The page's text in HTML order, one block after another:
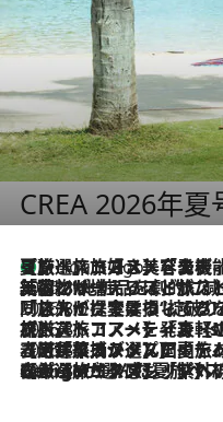
CREA 2026年
7 Hours Ago
【厳選旅コスメ】「多機能アイテムがメイン！」旅好き美容エディターが選んだ夏旅ベストコスメを発表【Mサイズジップ】
2026.8.6
「荷物が増えるほど旅ストレスは増す」美容ジャーナリストがたどり着いた最終結論。“化粧品を劇的に減らす”感動の凝縮美容とは
2026.8.6
「旅先には金髪ウィッグを持参」日本と同じメイクでは損してる!? 美容ジ
2026.8.6
【厳選旅コスメ】「身軽さ＆UV対策重視！」ヘアアーティストshucoが選んだ夏旅ベストコスメを発表【Mサイズジップ】
2026.8.5
【厳選旅コスメ】国内をあちこち移動する河井菜摘が選んだ夏旅ベストコスメ発表！「リラックスアイテムはマスト」【Mサイズジップ】
2026.8.4
【厳選旅コスメ】「紫外線＆乾燥対策しながらメイク感も！」ヘア＆メイクGeorgeが選んだ夏旅ベストコスメを発表！【Mサイズジップ】